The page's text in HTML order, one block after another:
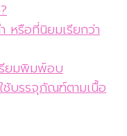
หรือที่นิยมเรียกว่า
รียมพิมพ์อบ
ช้บรรจุภัณฑ์ตามเนื้อ